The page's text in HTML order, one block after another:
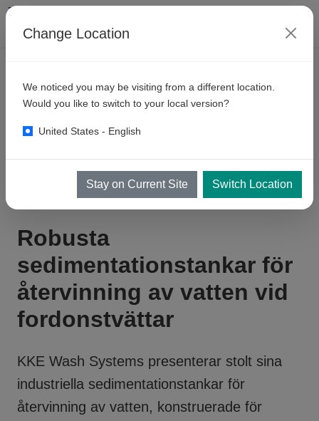
Robustasedimentationstankar
för återvinning av vatten vid
fordonstvättar
Robusta
sedimentationstankar för
återvinning av vatten vid
fordonstvättar
KKE Wash Systems presenterar stolt sina
industriella sedimentationstankar för
återvinning av vatten, konstruerade för
Change Location
We noticed you may be visiting from a different location.
Would you like to switch to your local version?
United States - English
Stay on Current Site Switch Location